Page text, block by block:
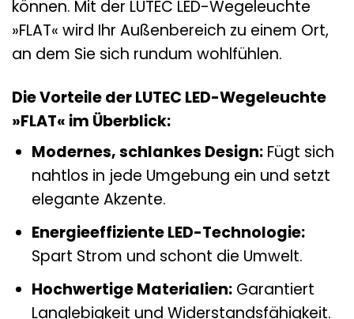
können. Mit der LUTEC LED-Wegeleuchte
»FLAT« wird Ihr Außenbereich zu einem Ort,
an dem Sie sich rundum wohlfühlen.
Die Vorteile der LUTEC LED-Wegeleuchte
»FLAT« im Überblick:
Modernes, schlankes Design:Fügt sich
nahtlos in jede Umgebung ein und setzt
elegante Akzente.
Energieeffiziente LED-Technologie:
Spart Strom und schont die Umwelt.
Hochwertige Materialien:Garantiert
Langlebigkeit und Widerstandsfähigkeit.